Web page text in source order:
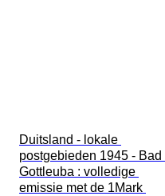
Duitsland - lokale
postgebieden 1945 - Bad
Gottleuba : volledige
emissie met de 1Mark